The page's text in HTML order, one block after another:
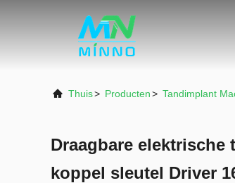
Thuis> Producten> Tandimplant
Draagbare
koppel sleutel Driver